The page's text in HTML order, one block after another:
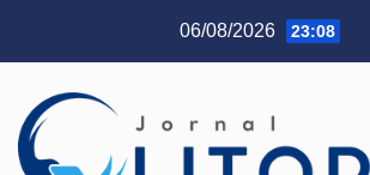
06/08/2026 23:08